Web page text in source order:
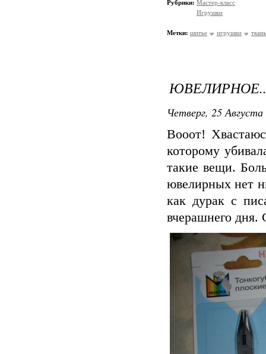
Рубрики: Мастер-класс
Игрушки
Метки: шитье игрушки ткань
Четверг, 25
Вооот!
которому
такие вещи.
ювелирных нет
как дурак с
вчерашнего дня.